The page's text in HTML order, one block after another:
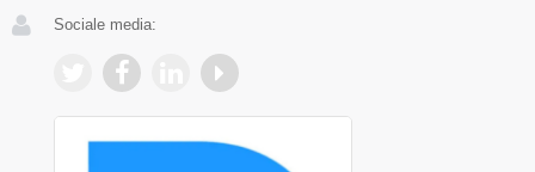
Sociale media: